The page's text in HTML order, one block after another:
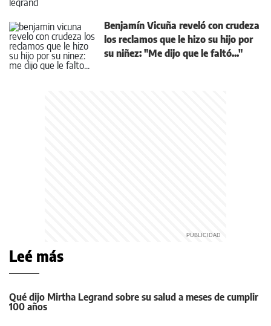
Benjamín Vicuña reveló con crudeza
los reclamos que le hizo su hijo por
su niñez: "Me dijo que le faltó..."
Leé más
Qué dijo Mirtha Legrand sobre su salud a meses de cumplir
100 años